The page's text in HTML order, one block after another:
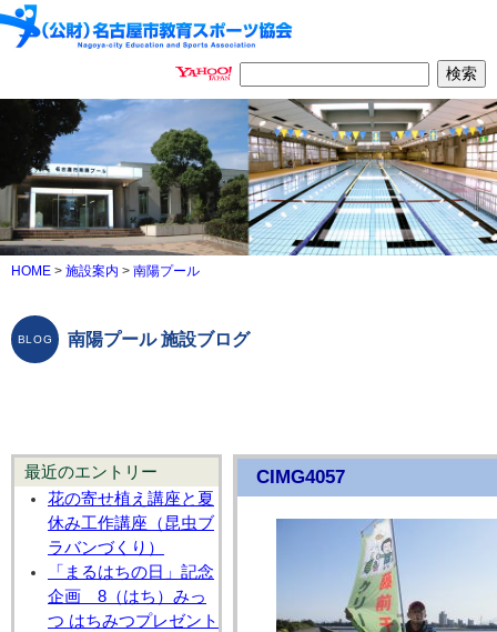
HOME > 施設案内 > 南陽プール
南陽プール 施設ブログ
最近のエントリー
花の寄せ植え講座と夏
休み工作講座（昆虫ブ
ラバンづくり）
「まるはちの日」記念
企画 8（はち）みっ
つ はちみつプレゼント
CIMG4057